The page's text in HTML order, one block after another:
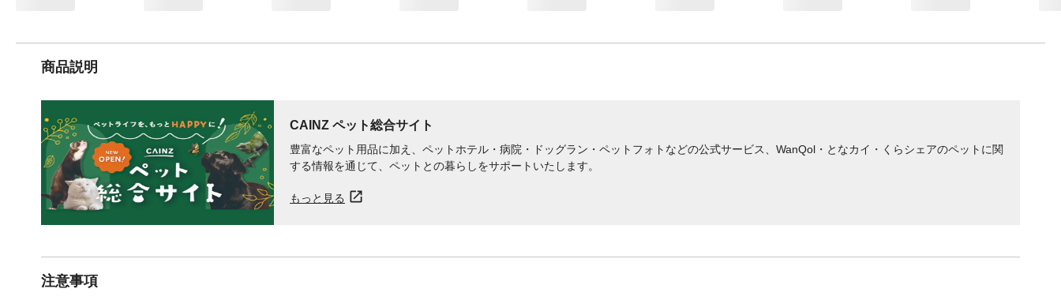
商品説明
CAINZ ペット総合サイト
豊富なペット用品に加え、ペットホテル・病院・ドッグラン・ペットフォトなどの公式サービス、WanQol・となカイ・くらシェアのペットに関
する情報を通じて、ペットとの暮らしをサポートいたします。
もっと見る
注意事項